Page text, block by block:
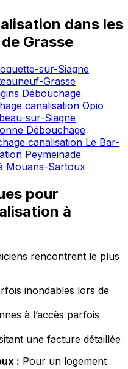
dans les
Grasse
sur-Siagne
Grasse
Débouchage
canalisation Opio
sur-Siagne
Débouchage
canalisation Le Bar-
Peymeinade
Mouans-Sartoux
pour
à
rencontrent le plus
inondables lors de
à l’accès parfois
une facture détaillée
: Pour un logement